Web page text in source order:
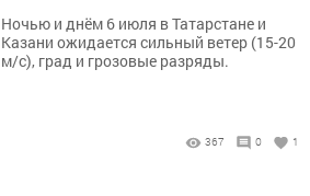
Ночью и днём 6 июля в Татарстане и
Казани ожидается сильный ветер (15-20
м/с), град и грозовые разряды.
367 0 1